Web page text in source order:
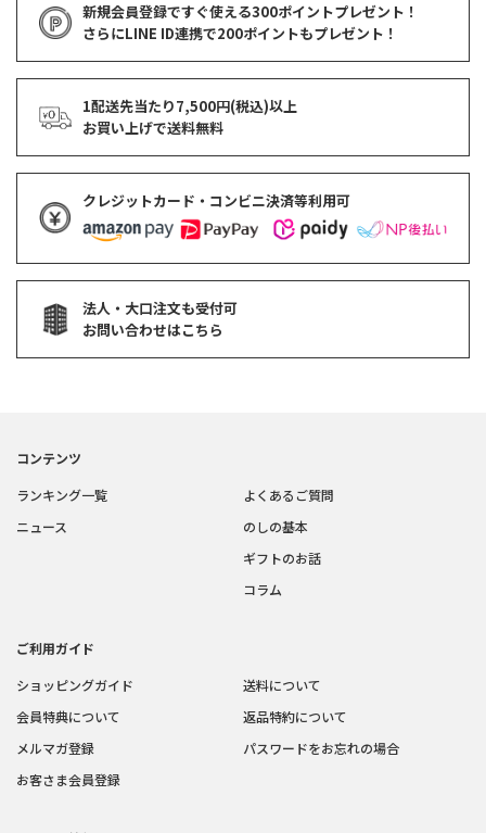
新規会員登録ですぐ使える300ポイントプレゼント！
さらにLINE ID連携で200ポイントもプレゼント！
1配送先当たり7,500円(税込)以上
お買い上げで送料無料
クレジットカード・コンビニ決済等利用可
法人・大口注文も受付可
お問い合わせはこちら
コンテンツ
ランキング一覧
ニュース
よくあるご質問
のしの基本
ギフトのお話
コラム
ご利用ガイド
ショッピングガイド
会員特典について
メルマガ登録
お客さま会員登録
送料について
返品特約について
パスワードをお忘れの場合